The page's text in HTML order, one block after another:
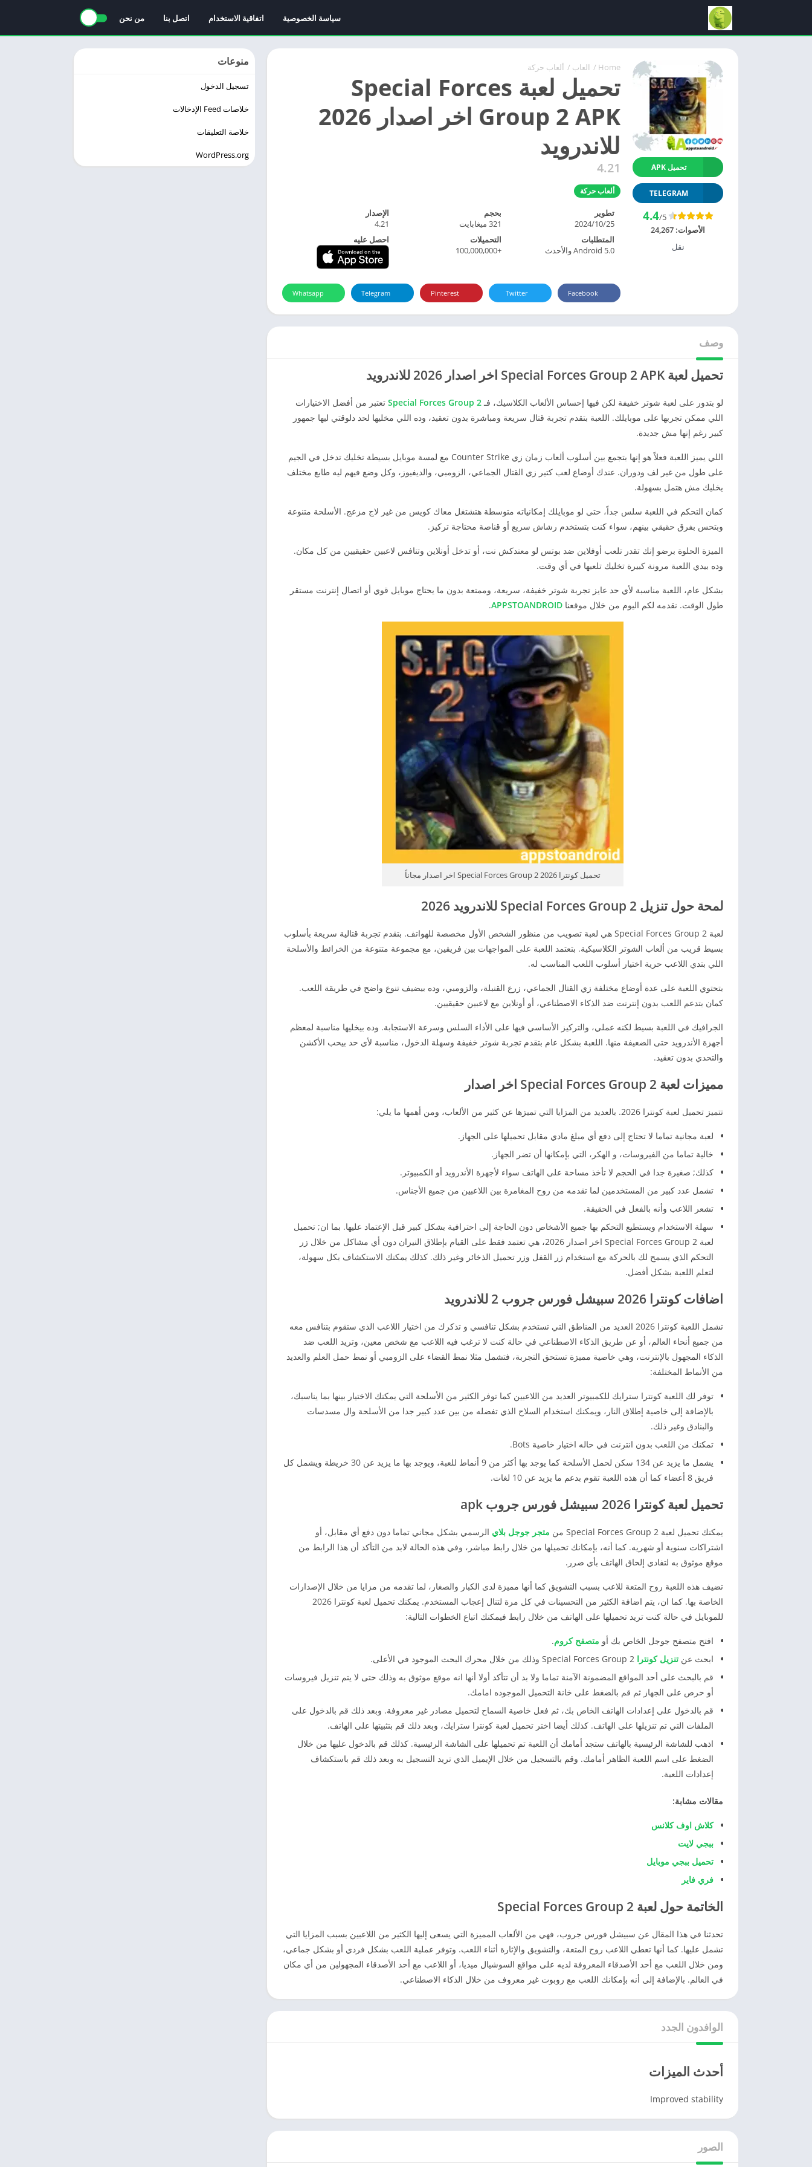
سياسة الخصوصية اتفاقية الاستخدام اتصل بنا من نحن
Home
/ العاب / ألعاب حركة
تحميل لعبة Special Forces
Group 2 APK اخر اصدار 2026
للاندرويد
4.21
ألعاب حركة
تحميل APK
TELEGRAM
4.4/5
الأصوات: 24,267
نقل
تطوير
25‏/10‏/2024
بحجم
321 ميغابايت
الإصدار
4.21
المتطلبات
Android 5.0 والأحدث
التحميلات
+100,000,000
احصل عليه
Facebook
Twitter
Pinterest
Telegram
Whatsapp
وصف
تحميل لعبة Special Forces Group 2 APK اخر اصدار 2026 للاندرويد
لو بتدور على لعبة شوتر خفيفة لكن فيها إحساس الألعاب الكلاسيك، فـ Special Forces Group 2 تعتبر من أفضل الاختيارات
اللي ممكن تجربها على موبايلك. اللعبة بتقدم تجربة قتال سريعة ومباشرة بدون تعقيد، وده اللي مخليها لحد دلوقتي ليها جمهور
كبير رغم إنها مش جديدة.
اللي يميز اللعبة فعلاً هو إنها بتجمع بين أسلوب ألعاب زمان زي Counter Strike مع لمسة موبايل بسيطة تخليك تدخل في الجيم
على طول من غير لف ودوران. عندك أوضاع لعب كتير زي القتال الجماعي، الزومبي، والديفيوز، وكل وضع فيهم ليه طابع مختلف
يخليك مش هتمل بسهولة.
كمان التحكم في اللعبة سلس جداً، حتى لو موبايلك إمكانياته متوسطة هتشتغل معاك كويس من غير لاج مزعج. الأسلحة متنوعة
وبتحس بفرق حقيقي بينهم، سواء كنت بتستخدم رشاش سريع أو قناصة محتاجة تركيز.
الميزة الحلوة برضو إنك تقدر تلعب أوفلاين ضد بوتس لو معندكش نت، أو تدخل أونلاين وتنافس لاعبين حقيقيين من كل مكان.
وده بيدي اللعبة مرونة كبيرة تخليك تلعبها في أي وقت.
بشكل عام، اللعبة مناسبة لأي حد عايز تجربة شوتر خفيفة، سريعة، وممتعة بدون ما يحتاج موبايل قوي أو اتصال إنترنت مستقر
طول الوقت. نقدمه لكم اليوم من خلال موقعنا
.
تحميل كونترا 2026 Special Forces Group 2 اخر اصدار مجاناً
لمحة حول تنزيل 2 Special Forces Group للاندرويد 2026
لعبة Special Forces Group 2 هي لعبة تصويب من منظور الشخص الأول مخصصة للهواتف. بتقدم تجربة قتالية سريعة بأسلوب
بسيط قريب من ألعاب الشوتر الكلاسيكية. بتعتمد اللعبة على المواجهات بين فريقين، مع مجموعة متنوعة من الخرائط والأسلحة
اللي بتدي اللاعب حرية اختيار أسلوب اللعب المناسب له.
بتحتوي اللعبة على عدة أوضاع مختلفة زي القتال الجماعي، زرع القنبلة، والزومبي، وده بيضيف تنوع واضح في طريقة اللعب.
كمان بتدعم اللعب بدون إنترنت ضد الذكاء الاصطناعي، أو أونلاين مع لاعبين حقيقيين.
الجرافيك في اللعبة بسيط لكنه عملي، والتركيز الأساسي فيها على الأداء السلس وسرعة الاستجابة. وده بيخليها مناسبة لمعظم
أجهزة الأندرويد حتى الضعيفة منها. اللعبة بشكل عام بتقدم تجربة شوتر خفيفة وسهلة الدخول، مناسبة لأي حد بيحب الأكشن
والتحدي بدون تعقيد.
مميزات لعبة Special Forces Group 2 اخر اصدار
تتميز تحميل لعبة كونترا 2026 . بالعديد من المزايا التي تميزها عن كثير من الألعاب، ومن أهمها ما يلي:
لعبة مجانية تماما لا تحتاج إلى دفع أي مبلغ مادي مقابل تحميلها على الجهاز.
خالية تماما من الفيروسات، و الهكر، التي بإمكانها أن تضر الجهاز.
كذلك; صغيرة جدا في الحجم لا تأخذ مساحة على الهاتف سواء لأجهزة الأندرويد أو الكمبيوتر.
تشمل عدد كبير من المستخدمين لما تقدمه من روح المغامرة بين اللاعبين من جميع الأجناس.
تشعر اللاعب وأنه بالفعل في الحقيقة.
سهلة الاستخدام ويستطيع التحكم بها جميع الأشخاص دون الحاجة إلى احترافية بشكل كبير قبل الإعتماد عليها. بما ان; تحميل
لعبة Special Forces Group 2 اخر اصدار 2026، هي تعتمد فقط على القيام بإطلاق النيران دون أي مشاكل من خلال زر
التحكم الذي يسمح لك بالحركة مع استخدام زر القفل وزر تحميل الذخائر وغير ذلك. كذلك يمكنك الاستكشاف بكل سهولة،
لتعلم اللعبة بشكل أفضل.
اضافات كونترا 2026 سبيشل فورس جروب 2 للاندرويد
تشمل اللعبة كونترا 2026 العديد من المناطق التي تستخدم بشكل تنافسي و تذكرك من اختيار اللاعب الذي ستقوم بتنافس معه
من جميع أنحاء العالم، أو عن طريق الذكاء الاصطناعي في حالة كنت لا ترغب فيه اللاعب مع شخص معين، وتريد اللعب ضد
الذكاء المجهول بالإنترنت، وهي خاصية مميزة تستحق التجربة، فتشمل مثلا نمط القضاء على الزومبي أو نمط حمل العلم والعديد
من الأنماط المختلفة:
توفر لك اللعبة كونترا سترايك للكمبيوتر العديد من اللاعبين كما توفر الكثير من الأسلحة التي يمكنك الاختيار بينها بما يناسبك،
بالإضافة إلى خاصية إطلاق النار، ويمكنك استخدام السلاح الذي تفضله من بين عدد كبير جدا من الأسلحة وال مسدسات
والبنادق وغير ذلك.
تمكنك من اللعب بدون انترنت في حاله اختيار خاصية Bots.
يشمل ما يزيد عن 134 سكن لحمل الأسلحة كما يوجد بها أكثر من 9 أنماط للعبة، ويوجد بها ما يزيد عن 30 خريطة ويشمل كل
فريق 8 أعضاء كما أن هذه اللعبة تقوم بدعم ما يزيد عن 10 لغات.
تحميل لعبة كونترا 2026 سبيشل فورس جروب apk
يمكنك تحميل لعبة Special Forces Group 2 من متجر جوجل بلاي الرسمي بشكل مجاني تماما دون دفع أي مقابل، أو
اشتراكات سنوية أو شهريه. كما أنه، بإمكانك تحميلها من خلال رابط مباشر، وفي هذه الحالة لابد من التأكد أن هذا الرابط من
موقع موثوق به لتفادي إلحاق الهاتف بأي ضرر.
تضيف هذه اللعبة روح المتعة للاعب بسبب التشويق كما أنها مميزة لدى الكبار والصغار، لما تقدمه من مزايا من خلال الإصدارات
الخاصة بها. كما ان، يتم اضافة الكثير من التحسينات في كل مرة لتنال إعجاب المستخدم. يمكنك
تحميل لعبة كونترا 2026
للموبايل في حالة كنت تريد تحميلها على الهاتف من خلال رابط فيمكنك اتباع الخطوات التالية:
افتح متصفح جوجل الخاص بك أو متصفح كروم.
ابحث عن تنزيل كونترا
وذلك من خلال محرك البحث الموجود في الأعلى.
قم بالبحث على أحد المواقع المضمونة الآمنة تماما ولا بد أن تتأكد أولا أنها انه موقع موثوق به وذلك حتى لا يتم تنزيل فيروسات
أو حرص على الجهاز ثم قم بالضغط على خانة التحميل الموجوده امامك.
قم بالدخول على إعدادات الهاتف الخاص بك، ثم فعل خاصية السماح لتحميل مصادر غير معروفة. وبعد ذلك قم بالدخول على
الملفات التي تم تنزيلها على الهاتف. كذلك أيضا اختر تحميل لعبة كونترا سترايك، وبعد ذلك قم بتثبيتها على الهاتف.
اذهب للشاشة الرئيسية بالهاتف ستجد أمامك أن اللعبة تم تحميلها على الشاشة الرئيسية. كذلك قم بالدخول عليها من خلال
الضغط على اسم اللعبة الظاهر أمامك. وقم بالتسجيل من خلال الإيميل الذي تريد التسجيل به وبعد ذلك قم باستكشاف
إعدادات اللعبة.
مقالات مشابة:
كلاش اوف كلانس
ببجي لايت
تحميل ببجي موبايل
فري فاير
الخاتمة حول لعبة Special Forces Group 2
تحدثنا في هذا المقال عن سبيشل فورس جروب، فهي من الألعاب المميزة التي يسعى إليها الكثير من اللاعبين بسبب المزايا التي
تشمل عليها. كما أنها تعطي اللاعب روح المتعة، والتشويق والإثارة أثناء اللعب. وتوفر عملية اللعب بشكل فردي أو بشكل جماعي،
ومن خلال اللعب مع أحد الأصدقاء المعروفة لديه على مواقع السوشيال ميديا، أو اللاعب مع أحد الأصدقاء المجهولين من أي مكان
في العالم. بالإضافة إلى أنه بإمكانك اللعب مع روبوت غير معروف من خلال الذكاء الاصطناعي.
الوافدون الجدد
أحدث الميزات
Improved stability
الصور
منوعات
تسجيل الدخول
خلاصات Feed الإدخالات
خلاصة التعليقات
WordPress.org